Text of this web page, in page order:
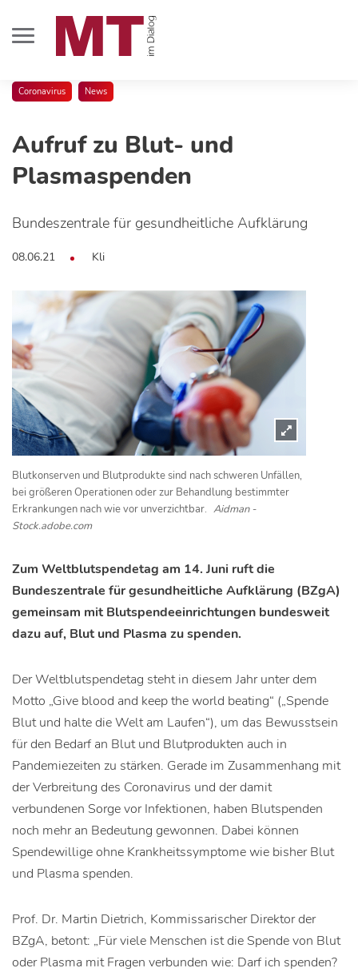
Coronavirus News
Aufruf zu Blut- und
Plasmaspenden
Bundeszentrale für gesundheitliche Aufklärung
08.06.21 Kli
Blutkonserven und Blutprodukte sind nach schweren Unfällen,
bei größeren Operationen oder zur Behandlung bestimmter
Erkrankungen nach wie vor unverzichtbar. Aidman -
Stock.adobe.com
Zum Weltblutspendetag am 14. Juni ruft die
Bundeszentrale für gesundheitliche Aufklärung (BZgA)
gemeinsam mit Blutspendeeinrichtungen bundesweit
dazu auf, Blut und Plasma zu spenden.
Der Weltblutspendetag steht in diesem Jahr unter dem
Motto „Give blood and keep the world beating“ („Spende
Blut und halte die Welt am Laufen“), um das Bewusstsein
für den Bedarf an Blut und Blutprodukten auch in
Pandemiezeiten zu stärken. Gerade im Zusammenhang mit
der Verbreitung des Coronavirus und der damit
verbundenen Sorge vor Infektionen, haben Blutspenden
noch mehr an Bedeutung gewonnen. Dabei können
Spendewillige ohne Krankheitssymptome wie bisher Blut
und Plasma spenden.
Prof. Dr. Martin Dietrich, Kommissarischer Direktor der
BZgA, betont: „Für viele Menschen ist die Spende von Blut
oder Plasma mit Fragen verbunden wie: Darf ich spenden?